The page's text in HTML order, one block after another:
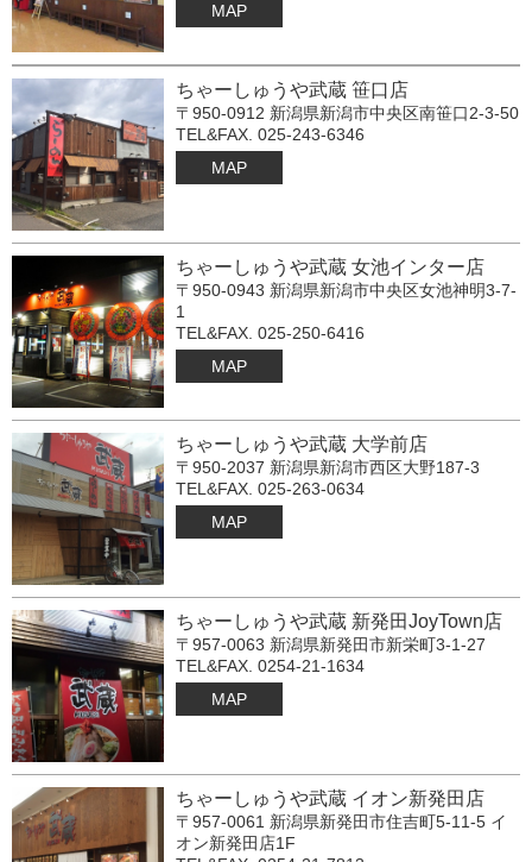
MAP
ちゃーしゅうや武蔵 笹口店
〒950-0912 新潟県新潟市中央区南笹口2-3-50
TEL&FAX. 025-243-6346
MAP
ちゃーしゅうや武蔵 女池インター店
〒950-0943 新潟県新潟市中央区女池神明3-7-
1
TEL&FAX. 025-250-6416
MAP
ちゃーしゅうや武蔵 大学前店
〒950-2037 新潟県新潟市西区大野187-3
TEL&FAX. 025-263-0634
MAP
ちゃーしゅうや武蔵 新発田JoyTown店
〒957-0063 新潟県新発田市新栄町3-1-27
TEL&FAX. 0254-21-1634
MAP
ちゃーしゅうや武蔵 イオン新発田店
〒957-0061 新潟県新発田市住吉町5-11-5 イ
オン新発田店1F